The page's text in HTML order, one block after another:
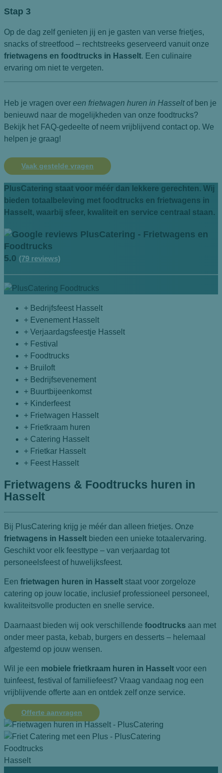
Stap 3
Op de dag zelf genieten jij en je gasten van verse frietjes,
snacks of streetfood – rechtstreeks geserveerd vanuit onze
frietwagens en foodtrucks in Hasselt. Een culinaire
ervaring om niet te vergeten.
Heb je vragen over een frietwagen huren in Hasseltof ben je
benieuwd naar de mogelijkheden van onze foodtrucks?
Bekijk het FAQ-gedeelte of neem vrijblijvend contact op. We
helpen je graag!
Vaak gestelde vragen
PlusCatering staat voor méér dan lekkere gerechten. Wij
bieden totaalbeleving met foodtrucks en frietwagens in
Hasselt, waarbij sfeer, kwaliteit en service centraal staan.
5.0 (79 reviews)
+ Bedrijfsfeest Hasselt
+ Evenement Hasselt
+ Verjaardagsfeestje Hasselt
+ Festival
+ Foodtrucks
+ Bruiloft
+ Bedrijfsevenement
+ Buurtbijeenkomst
+ Kinderfeest
+ Frietwagen Hasselt
+ Frietkraam huren
+ Catering Hasselt
+ Frietkar Hasselt
+ Feest Hasselt
Frietwagens & Foodtrucks huren in
Hasselt
Bij PlusCatering krijg je méér dan alleen frietjes. Onze
frietwagens in Hasselt bieden een unieke totaalervaring.
Geschikt voor elk feesttype – van verjaardag tot
personeelsfeest of huwelijksfeest.
Een frietwagen huren in Hasselt staat voor zorgeloze
catering op jouw locatie, inclusief professioneel personeel,
kwaliteitsvolle producten en snelle service.
Daarnaast bieden wij ook verschillende foodtrucks aan met
onder meer pasta, kebab, burgers en desserts – helemaal
afgestemd op jouw wensen.
Wil je een mobiele frietkraam huren in Hasselt voor een
tuinfeest, festival of familiefeest? Vraag vandaag nog een
vrijblijvende offerte aan en ontdek zelf onze service.
Offerte aanvragen
Hasselt